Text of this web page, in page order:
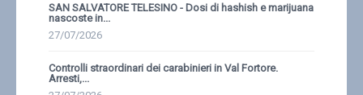
SAN SALVATORE TELESINO - Dosi di hashish e marijuana
nascoste in...
27/07/2026
Controlli straordinari dei carabinieri in Val Fortore.
Arresti,...